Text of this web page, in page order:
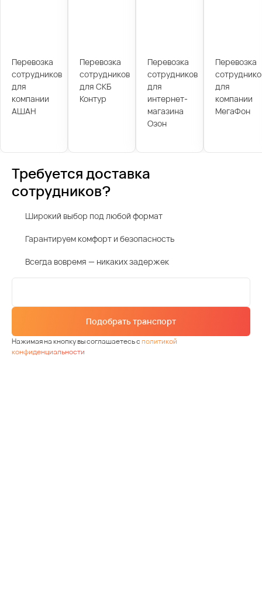
Перевозка
сотрудников
для
компании
АШАН
Перевозка
сотрудников
для СКБ
Контур
Перевозка
сотрудников
для
интернет-
магазина
Озон
Перевозка
для
компании
МегаФон
Требуется доставка
сотрудников?
Широкий выбор под любой формат
Гарантируем комфорт и безопасность
Всегда вовремя — никаких задержек
Подобрать транспорт
Нажимая на кнопку вы соглашаетесь сполитикой
конфиденциальности